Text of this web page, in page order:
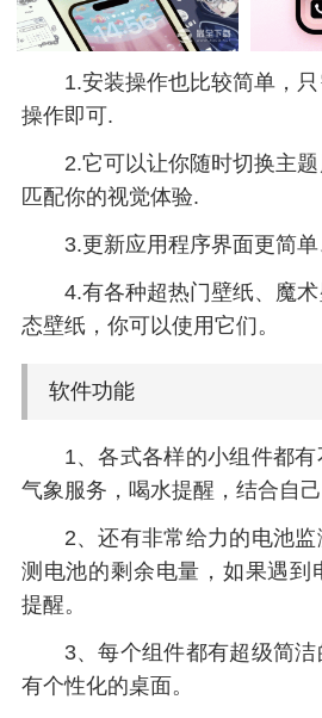
1.安装操作也比较简单，
操作即可.
2.它可以让你随时切换主
匹配你的视觉体验.
3.更新应用程序界面更简单
4.有各种超热门壁纸、魔
态壁纸，你可以使用它们。
软件功能
1、各式各样的小组件都
气象服务，喝水提醒，结合自
2、还有非常给力的电池
测电池的剩余电量，如果遇到
提醒。
3、每个组件都有超级简
有个性化的桌面。